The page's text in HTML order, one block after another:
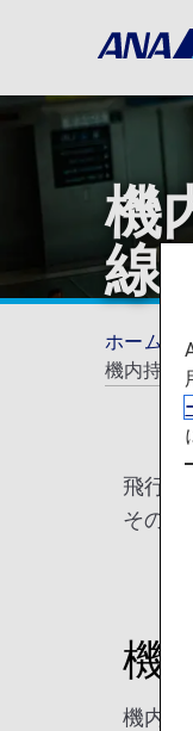
機
線）
ホーム
機内持ち
飛行機
その度
機
機内へ